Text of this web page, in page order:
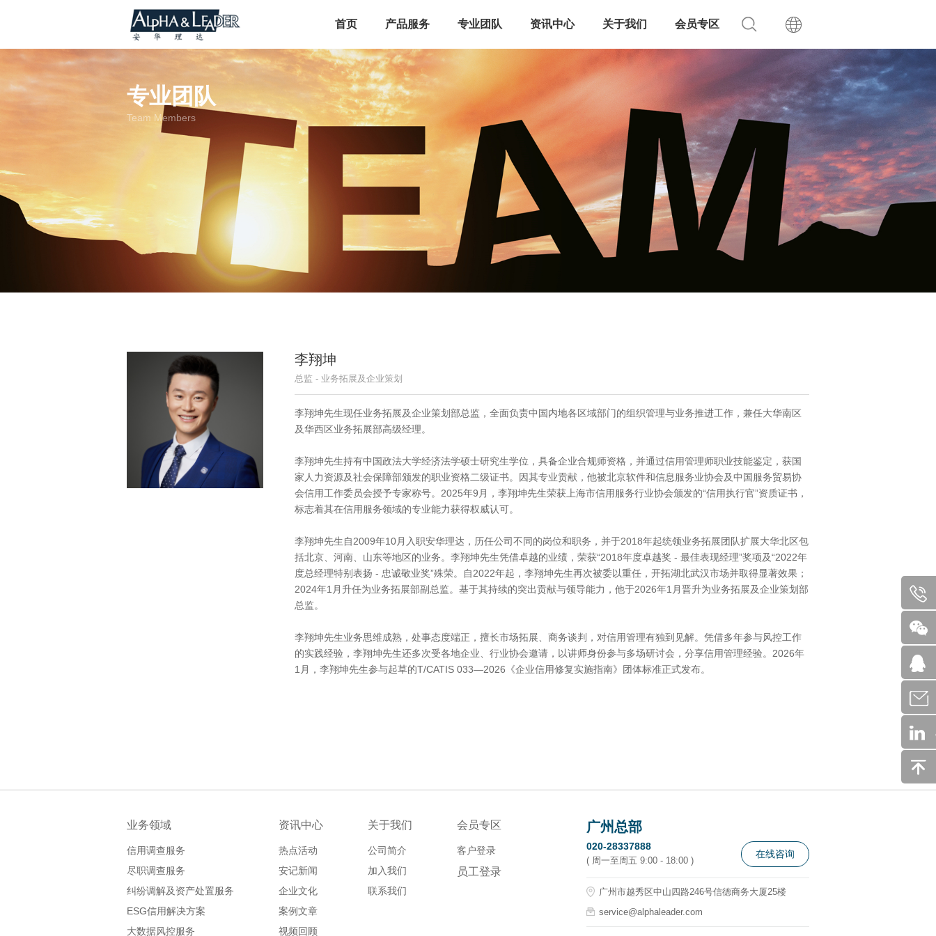
首页 产品服务 专业团队 资讯中心 关于我们 会员专区
专业团队
Team Members
李翔坤
总监 - 业务拓展及企业策划
李翔坤先生现任业务拓展及企业策划部总监，全面负责中国内地各区域部门的组织管理与业务推进工作，兼任大华南区
及华西区业务拓展部高级经理。
李翔坤先生持有中国政法大学经济法学硕士研究生学位，具备企业合规师资格，并通过信用管理师职业技能鉴定，获国
家人力资源及社会保障部颁发的职业资格二级证书。因其专业贡献，他被北京软件和信息服务业协会及中国服务贸易协
会信用工作委员会授予专家称号。2025年9月，李翔坤先生荣获上海市信用服务行业协会颁发的“信用执行官”资质证书，
标志着其在信用服务领域的专业能力获得权威认可。
李翔坤先生自2009年10月入职安华理达，历任公司不同的岗位和职务，并于2018年起统领业务拓展团队扩展大华北区包
括北京、河南、山东等地区的业务。李翔坤先生凭借卓越的业绩，荣获“2018年度卓越奖 - 最佳表现经理”奖项及“2022年
度总经理特别表扬 - 忠诚敬业奖”殊荣。自2022年起，李翔坤先生再次被委以重任，开拓湖北武汉市场并取得显著效果；
2024年1月升任为业务拓展部副总监。基于其持续的突出贡献与领导能力，他于2026年1月晋升为业务拓展及企业策划部
总监。
李翔坤先生业务思维成熟，处事态度端正，擅长市场拓展、商务谈判，对信用管理有独到见解。凭借多年参与风控工作
的实践经验，李翔坤先生还多次受各地企业、行业协会邀请，以讲师身份参与多场研讨会，分享信用管理经验。2026年
1月，李翔坤先生参与起草的T/CATIS 033—2026《企业信用修复实施指南》团体标准正式发布。
业务领域
信用调查服务
尽职调查服务
纠纷调解及资产处置服务
ESG信用解决方案
大数据风控服务
资讯中心
热点活动
安记新闻
企业文化
案例文章
视频回顾
关于我们
公司简介
加入我们
联系我们
会员专区
客户登录
员工登录
广州总部
020-28337888
( 周一至周五 9:00 - 18:00 )
在线咨询
广州市越秀区中山四路246号信德商务大厦25楼
service@alphaleader.com